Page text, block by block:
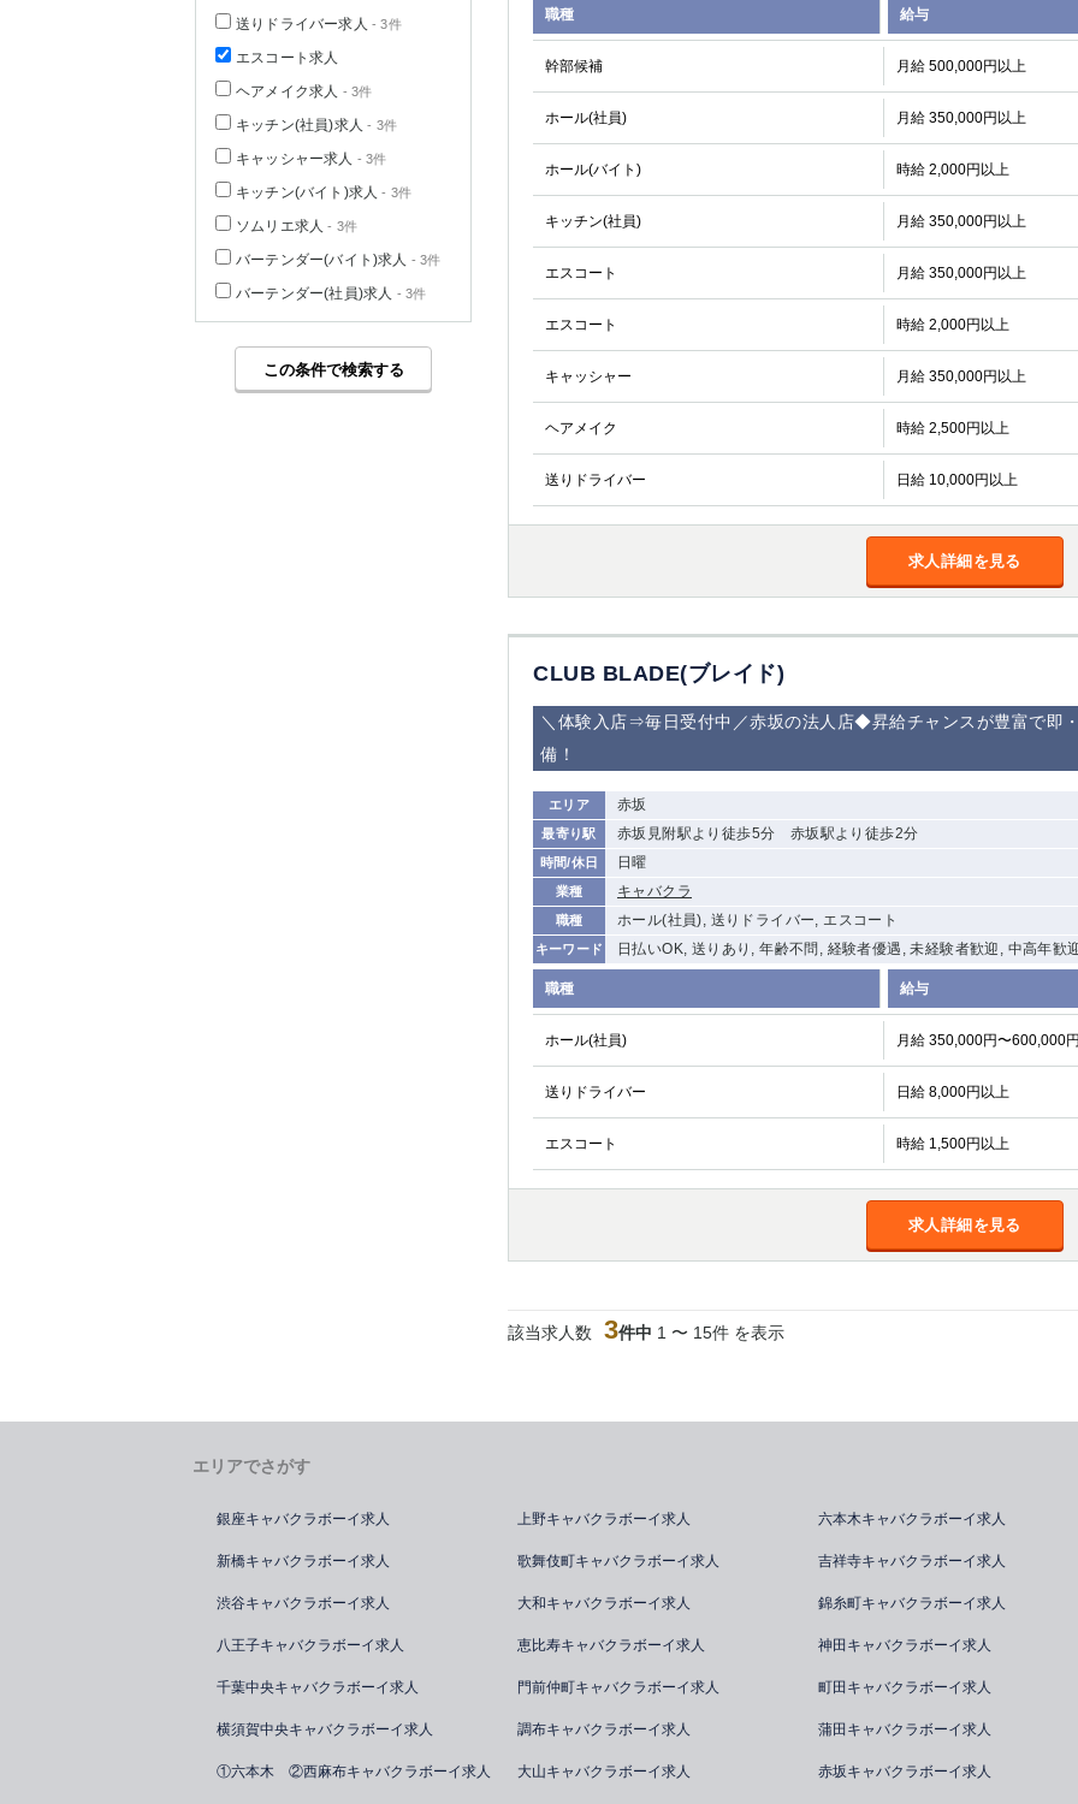
職種 給与
幹部候補 月給 500,000円以上
ホール(社員) 月給 350,000円以上
ホール(バイト) 時給 2,000円以上
キッチン(社員) 月給 350,000円以上
エスコート 月給 350,000円以上
エスコート 時給 2,000円以上
キャッシャー 月給 350,000円以上
ヘアメイク 時給 2,500円以上
送りドライバー 日給 10,000円以上
求人詳細を見る
CLUB BLADE(ブレイド)
＼体験入店⇒毎日受付中／赤坂の法人店◆昇給チャンスが豊富で即
備！
エリア 赤坂
最寄り駅 赤坂見附駅より徒歩5分 赤坂駅より徒歩2分
時間/休日 日曜
業種 キャバクラ
職種 ホール(社員), 送りドライバー, エスコート
キーワード 日払いOK, 送りあり, 年齢不問, 経験者優遇, 未経験者歓迎, 中高年歓
職種 給与
ホール(社員) 月給 350,000円〜600,000円
送りドライバー 日給 8,000円以上
エスコート 時給 1,500円以上
求人詳細を見る
該当求人数 3件中 1 〜 15件 を表示
送りドライバー求人 - 3件
エスコート求人
ヘアメイク求人 - 3件
キッチン(社員)求人 - 3件
キャッシャー求人 - 3件
キッチン(バイト)求人 - 3件
ソムリエ求人 - 3件
バーテンダー(バイト)求人 - 3件
バーテンダー(社員)求人 - 3件
この条件で検索する
エリアでさがす
銀座キャバクラボーイ求人 上野キャバクラボーイ求人 六本木キャバクラボーイ求人
新橋キャバクラボーイ求人 歌舞伎町キャバクラボーイ求人 吉祥寺キャバクラボーイ求人
渋谷キャバクラボーイ求人 大和キャバクラボーイ求人 錦糸町キャバクラボーイ求人
八王子キャバクラボーイ求人 恵比寿キャバクラボーイ求人 神田キャバクラボーイ求人
千葉中央キャバクラボーイ求人 門前仲町キャバクラボーイ求人 町田キャバクラボーイ求人
横須賀中央キャバクラボーイ求人 調布キャバクラボーイ求人 蒲田キャバクラボーイ求人
①六本木 ②西麻布キャバクラボーイ求人 大山キャバクラボーイ求人 赤坂キャバクラボーイ求人